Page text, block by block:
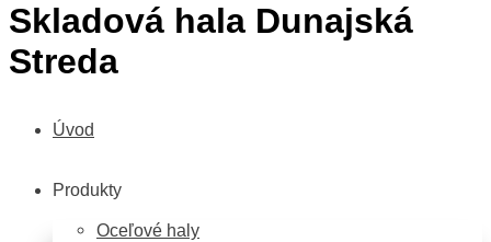
Úvod
Produkty
Oceľové haly
Skladová hala Dunajská
Streda